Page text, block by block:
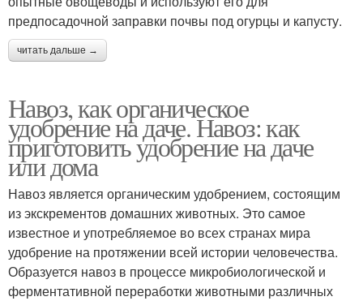
предпосадочной заправки почвы под огурцы и капусту.
читать дальше →
Навоз, как органическое
удобрение на даче. Навоз: как
приготовить удобрение на даче
или дома
Навоз является органическим удобрением, состоящим
из экскрементов домашних животных. Это самое
известное и употребляемое во всех странах мира
удобрение на протяжении всей истории человечества.
Образуется навоз в процессе микробиологической и
ферментативной переработки животными различных